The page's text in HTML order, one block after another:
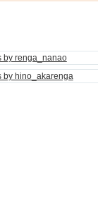
by renga_nanao
by hino_akarenga